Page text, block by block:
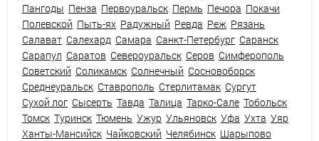
Пангоды Пенза Первоуральск Пермь Печора Покачи
Полевской Пыть-ях Радужный Ревда Реж Рязань
Салават Салехард Самара Санкт-Петербург Саранск
Сарапул Саратов Североуральск Серов Симферополь
Советский Соликамск Солнечный Сосновоборск
Среднеуральск Ставрополь Стерлитамак Сургут
Сухой лог Сысерть Тавда Талица Тарко-Сале Тобольск
Томск Туринск Тюмень Ужур Ульяновск Уфа Ухта Уяр
Ханты-Мансийск Чайковский Челябинск Шарыпово